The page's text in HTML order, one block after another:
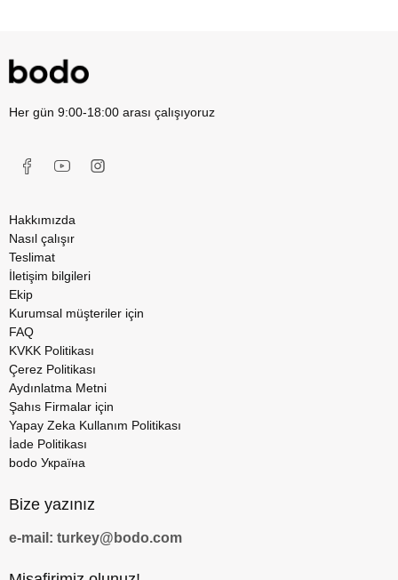
Her gün 9:00-18:00 arası çalışıyoruz
Hakkımızda
Nasıl çalışır
Teslimat
İletişim bilgileri
Ekip
Kurumsal müşteriler için
FAQ
KVKK Politikası
Çerez Politikası
Aydınlatma Metni
Şahıs Firmalar için
Yapay Zeka Kullanım Politikası
İade Politikası
bodo Україна
Bize yazınız
e-mail: turkey@bodo.com